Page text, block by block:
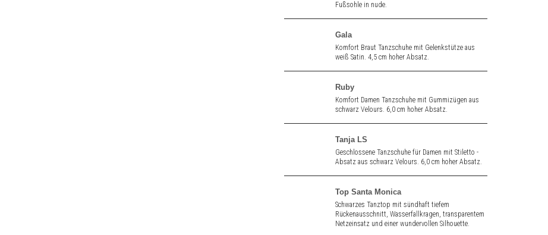
Fußsohle in nude.
Gala
Komfort Braut Tanzschuhe mit Gelenkstütze aus
weiß Satin. 4,5 cm hoher Absatz.
Ruby
Komfort Damen Tanzschuhe mit Gummizügen aus
schwarz Velours. 6,0 cm hoher Absatz.
Tanja LS
Geschlossene Tanzschuhe für Damen mit Stiletto -
Absatz aus schwarz Velours. 6,0 cm hoher Absatz.
Top Santa Monica
Schwarzes Tanztop mit sündhaft tiefem
Rückenausschnitt, Wasserfallkragen, transparentem
Netzeinsatz und einer wundervollen Silhouette.